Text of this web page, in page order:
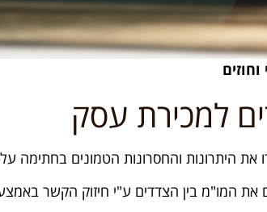
למכירת עסק
היתרונות והחסרונות הטמונים בחתימה על
את המו"מ בין הצדדים ע"י חיזוק הקשר